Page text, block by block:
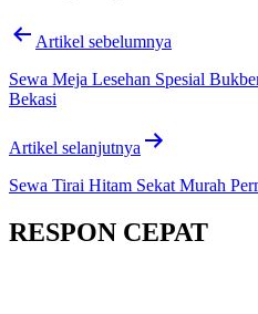
Artikel sebelumnya
Sewa Meja Lesehan Spesial
Bekasi
Artikel selanjutnya
Sewa Tirai Hitam Sekat Murah
RESPON CEPAT